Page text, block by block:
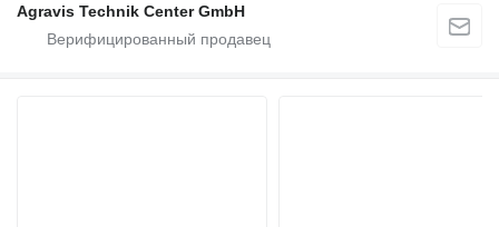
Agravis Technik Center GmbH